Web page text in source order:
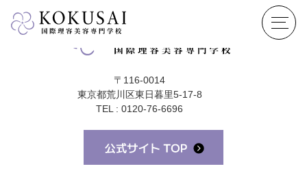
〒116-0014
東京都荒川区東日暮里5-17-8
TEL : 0120-76-6696